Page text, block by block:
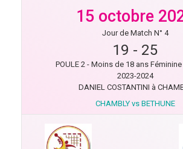
15 octobre
Jour de Match N° 4
19 - 25
POULE 2 - Moins de 18 ans
2023-2024
DANIEL COSTANTINI à
CHAMBLY vs BETHUNE